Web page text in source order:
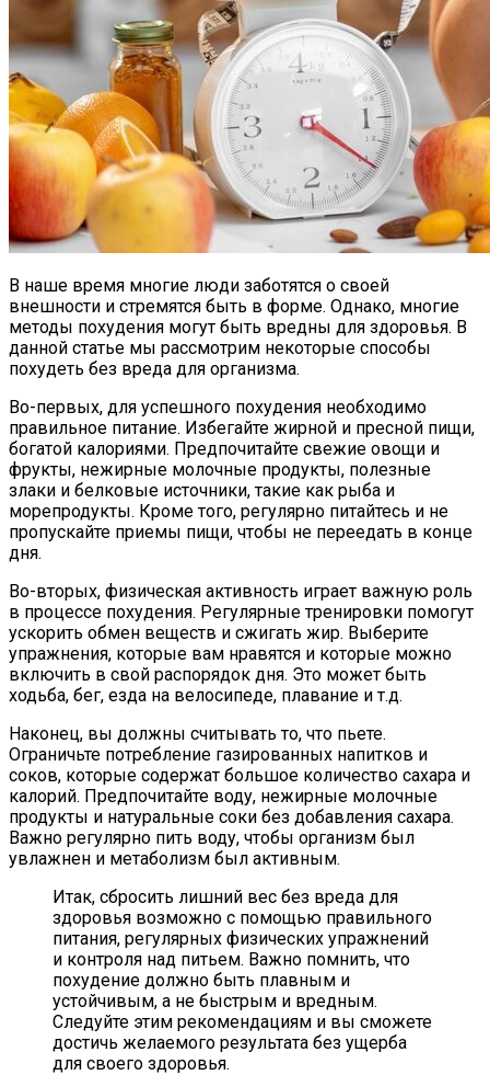
В наше время многие люди заботятся о своей
внешности и стремятся быть в форме. Однако, многие
методы похудения могут быть вредны для здоровья. В
данной статье мы рассмотрим некоторые способы
похудеть без вреда для организма.
Во-первых, для успешного похудения необходимо
правильное питание. Избегайте жирной и пресной пищи,
богатой калориями. Предпочитайте свежие овощи и
фрукты, нежирные молочные продукты, полезные
злаки и белковые источники, такие как рыба и
морепродукты. Кроме того, регулярно питайтесь и не
пропускайте приемы пищи, чтобы не переедать в конце
дня.
Во-вторых, физическая активность играет важную роль
в процессе похудения. Регулярные тренировки помогут
ускорить обмен веществ и сжигать жир. Выберите
упражнения, которые вам нравятся и которые можно
включить в свой распорядок дня. Это может быть
ходьба, бег, езда на велосипеде, плавание и т.д.
Наконец, вы должны считывать то, что пьете.
Ограничьте потребление газированных напитков и
соков, которые содержат большое количество сахара и
калорий. Предпочитайте воду, нежирные молочные
продукты и натуральные соки без добавления сахара.
Важно регулярно пить воду, чтобы организм был
увлажнен и метаболизм был активным.
Итак, сбросить лишний вес без вреда для
здоровья возможно с помощью правильного
питания, регулярных физических упражнений
и контроля над питьем. Важно помнить, что
похудение должно быть плавным и
устойчивым, а не быстрым и вредным.
Следуйте этим рекомендациям и вы сможете
достичь желаемого результата без ущерба
для своего здоровья.